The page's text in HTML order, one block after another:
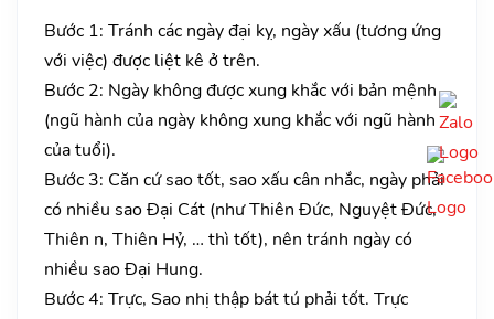
Bước 1: Tránh các ngày đại kỵ, ngày xấu (tương ứng
với việc) được liệt kê ở trên.
Bước 2: Ngày không được xung khắc với bản mệnh
(ngũ hành của ngày không xung khắc với ngũ hành
của tuổi).
Bước 3: Căn cứ sao tốt, sao xấu cân nhắc, ngày phải
có nhiều sao Đại Cát (như Thiên Đức, Nguyệt Đức,
Thiên n, Thiên Hỷ, … thì tốt), nên tránh ngày có
nhiều sao Đại Hung.
Bước 4: Trực, Sao nhị thập bát tú phải tốt. Trực